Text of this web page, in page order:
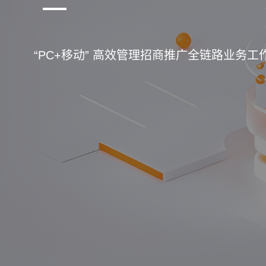
“PC+移动” 高效管理招商推广全链路业务工